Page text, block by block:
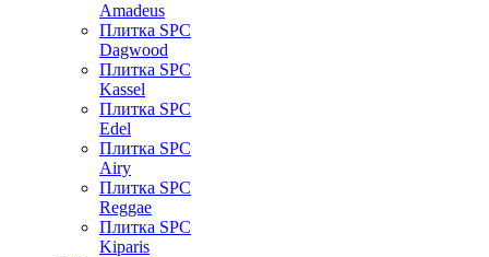
Amadeus
Плитка SPC
Dagwood
Плитка SPC
Kassel
Плитка SPC
Edel
Плитка SPC
Airy
Плитка SPC
Reggae
Плитка SPC
Kiparis